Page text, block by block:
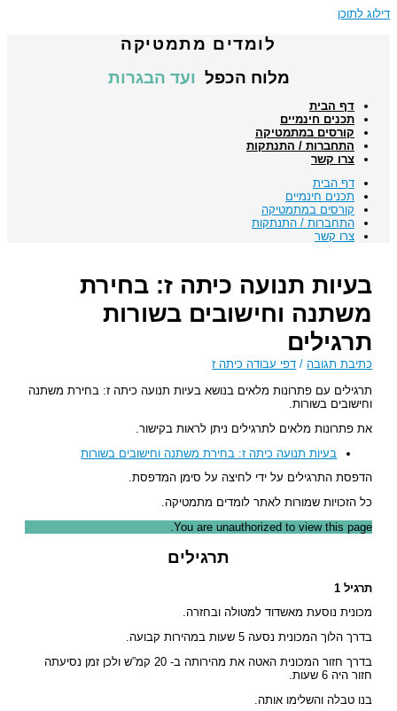
דילוג לתוכן
לומדים מתמטיקה
מלוח הכפל ועד הבגרות
דף הבית
תכנים חינמיים
קורסים במתמטיקה
התחברות / התנתקות
צרו קשר
דף הבית
תכנים חינמיים
קורסים במתמטיקה
התחברות / התנתקות
צרו קשר
בעיות תנועה כיתה ז: בחירת
משתנה וחישובים בשורות
תרגילים
כתיבת תגובה / דפי עבודה כיתה ז
תרגילים עם פתרונות מלאים בנושא בעיות תנועה כיתה ז: בחירת משתנה
וחישובים בשורות.
את פתרונות מלאים לתרגילים ניתן לראות בקישור.
בעיות תנועה כיתה ז: בחירת משתנה וחישובים בשורות
הדפסת התרגילים על ידי לחיצה על סימן המדפסת.
כל הזכויות שמורות לאתר לומדים מתמטיקה.
You are unauthorized to view this page.
תרגילים
תרגיל 1
מכונית נוסעת מאשדוד למטולה ובחזרה.
בדרך הלוך המכונית נסעה 5 שעות במהירות קבועה.
בדרך חזור המכונית האטה את מהירותה ב- 20 קמ”ש ולכן זמן נסיעתה
חזור היה 6 שעות.
בנו טבלה והשלימו אותה.